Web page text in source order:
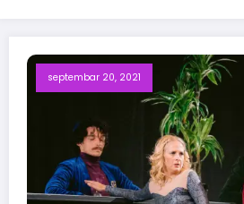
septembar 20, 2021